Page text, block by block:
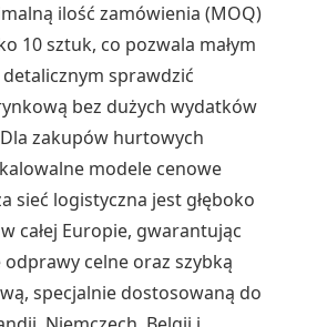
ilość zamówienia (MOQ)
10 sztuk, co pozwala małym
sprawdzić
bez dużych wydatków
zakupów hurtowych
modele cenowe
sieć logistyczna jest głęboko
całej Europie, gwarantując
celne oraz szybką
specjalnie dostosowaną do